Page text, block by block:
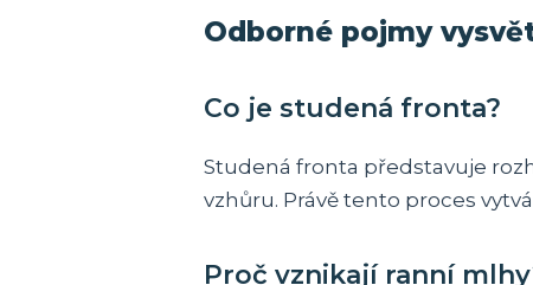
Odborné pojmy
Co je studená fronta?
Studená fronta představuje
vzhůru. Právě tento proces
Proč vznikají ranní